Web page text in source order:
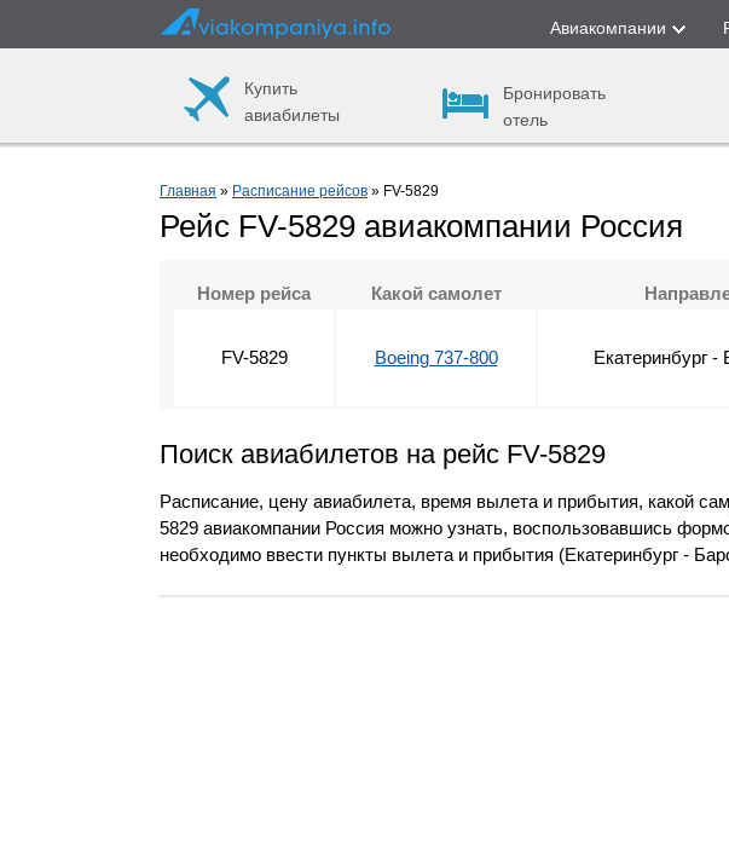
Авиакомпании
Купить
авиабилеты
Бронировать
отель
Главная » Расписание рейсов » FV-5829
Рейс FV-5829 авиакомпании Россия
Номер рейса Какой самолет
FV-5829 Boeing 737-800 Екатеринбург -
Поиск авиабилетов на рейс FV-5829
Расписание, цену авиабилета, время вылета и прибытия, какой
5829 авиакомпании Россия можно узнать, воспользовавшись
необходимо ввести пункты вылета и прибытия (Екатеринбург -